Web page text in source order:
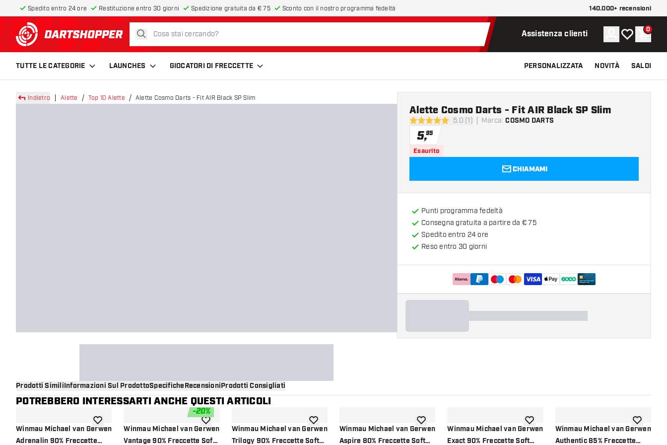
Spedito entro 24 ore Restituzione entro 30 giorni Spedizione gratuita da € 75 Sconto con il nostro programma fedeltà 140.000+ recensioni
torna alla home page
cerca Assistenza clienti Account
La mia lista
0
TUTTE LE CATEGORIE LAUNCHES GIOCATORI DI FRECCETTE PERSONALIZZATA NOVITÀ SALDI
Indietro Alette Top 10 Alette Alette Cosmo Darts - Fit AIR Black SP Slim
5 stelle di valutazione
5.0 (1) Marca: COSMO DARTS
Alette Cosmo Darts - Fit AIR Black SP Slim
5,95
Esaurito
CHIAMAMI
Punti programma fedeltà
Consegna gratuita a partire da € 75
Spedito entro 24 ore
Reso entro 30 giorni
Prodotti SimiliInformazioni Sul ProdottoSpecificheRecensioniProdotti Consigliati
POTREBBERO INTERESSARTI ANCHE QUESTI ARTICOLI
Winmau Michael van Gerwen
Adrenalin 90% Freccette
aggiungi alla lista dei desideri
-20%
Winmau Michael van Gerwen
Vantage 90% Freccette Soft
aggiungi alla lista dei desideri
Winmau Michael van Gerwen
Trilogy 90% Freccette Soft
aggiungi alla lista dei desideri
Winmau Michael van Gerwen
Aspire 80% Freccette Soft
aggiungi alla lista dei desideri
Winmau Michael van Gerwen
Exact 90% Freccette Soft
aggiungi alla lista dei desideri
Winmau Michael van Gerwen
Authentic 85% Freccette
aggiungi